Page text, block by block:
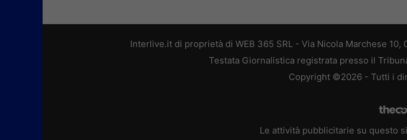
Interlive.it di proprietà di WEB 365 SRL - Via Nicola Marchese 10,
Testata Giornalistica registrata presso il
Copyright ©2026 - Tutti i
Le attività pubblicitarie su questo